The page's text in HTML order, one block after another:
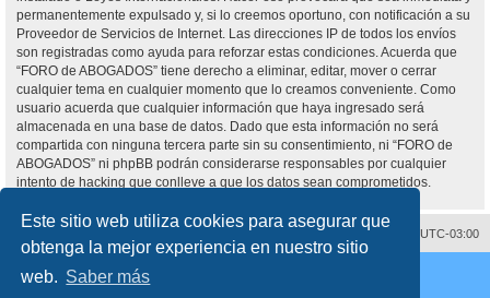
Este sitio web utiliza cookies para asegurar que
obtenga la mejor experiencia en nuestro sitio
web. Saber más
permanentemente expulsado y, si lo creemos oportuno, con notificación a su
Proveedor de Servicios de Internet. Las direcciones IP de todos los envíos
son registradas como ayuda para reforzar estas condiciones. Acuerda que
“FORO de ABOGADOS” tiene derecho a eliminar, editar, mover o cerrar
cualquier tema en cualquier momento que lo creamos conveniente. Como
usuario acuerda que cualquier información que haya ingresado será
almacenada en una base de datos. Dado que esta información no será
compartida con ninguna tercera parte sin su consentimiento, ni “FORO de
ABOGADOS” ni phpBB podrán considerarse responsables por cualquier
intento de hacking que conlleve a que los datos sean comprometidos.
Todos los horarios son UTC-03:00
Borrar cookies
Desarrollado por
® Forum Software © phpBB Limited
Traducción al español porphpBB España